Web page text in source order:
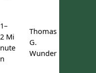
1–
2 Mi
nute
n
Thomas
G.
Wunder